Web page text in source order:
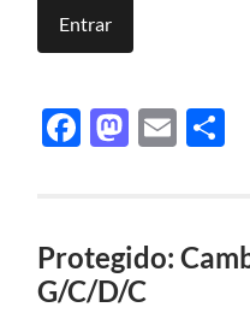
Facebook
Email
Protegido:
G/C/D/C